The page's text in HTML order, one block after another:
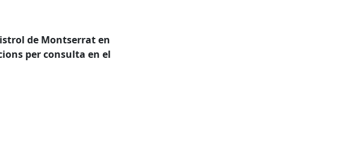
de Montserrat en
per consulta en el